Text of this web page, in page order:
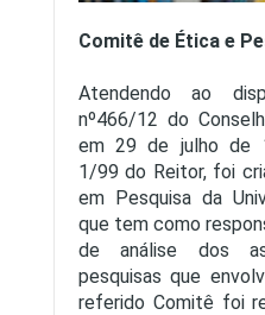
Documentos CEEA
Comitê de Ética e
Atendendo ao
nº466/12 do
em 29 de julho de
1/99 do Reitor, foi
em Pesquisa da
que tem como
de análise dos
pesquisas que
referido Comitê foi